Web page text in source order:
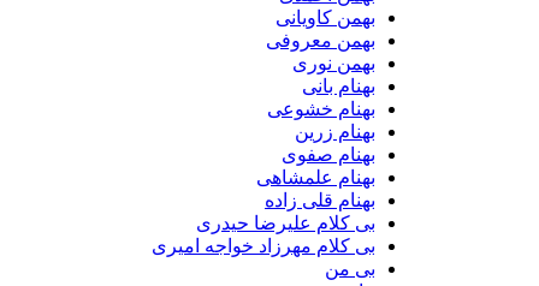
بهمن کاویانی
بهمن معروفی
بهمن نوری
بهنام بانی
بهنام خشوعی
بهنام زرین
بهنام صفوی
بهنام علمشاهی
بهنام قلی زاده
بی کلام علیرضا حیدری
بی کلام مهرزاد خواجه امیری
بی من